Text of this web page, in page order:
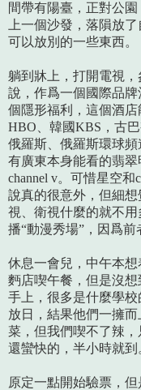
間帶有陽臺，正對公
上一個沙發，落隕放
可以放別的一些東西。
躺到牀上，打開電視
說，作爲一個國際品
個隱形福利，這個酒
HBO、韓國KBS，古
俄羅斯、俄羅斯環球
有廣東本身能看的翡
channel v。可惜星空
說真的很意外，但細
視、衛視什麼的就不
播“動漫秀場”，因爲前
休息一會兒，中午本
麪店喫午餐，但是沒
手上，很多是什麼學
放日，結果他們一擁
菜，但我們喫不了辣
還蠻快的，半小時就到
原定一點開始驗票，